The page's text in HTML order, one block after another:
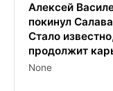
Алексей
покинул
Стало
продолжит
None